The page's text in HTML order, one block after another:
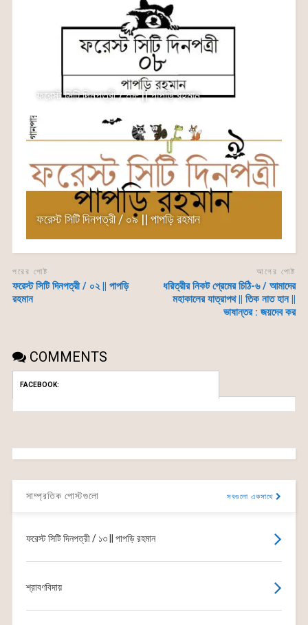
ফরেস্ট সিটি দিনপত্রী / ০৮ || পাপড়ি রহমান
ফরেস্ট সিটি দিনপত্রী / ০৯ || পাপড়ি রহমান
পরের পোষ্ট
ফরেস্ট সিটি দিনপত্রী / ০২ || পাপড়ি
রহমান
আগের পোষ্ট
ধরিত্রীর নিকট প্রেমের চিঠি-৬ / আমাদের
মহাকালের যাত্রাপথ || তিক নাত হান ||
ভাষান্তর : জয়দেব কর
COMMENTS
FACEBOOK:
সাম্প্রতিক পোস্টগুলো সবগুলো একসাথে
ফরেস্ট সিটি দিনপত্রী / ১৩ || পাপড়ি রহমান
শ্রাবণবিদায়